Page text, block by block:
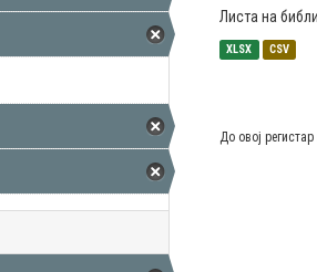
Листа на
XLSX CSV
До овој